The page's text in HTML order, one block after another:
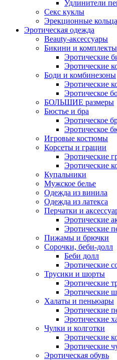
Удлинители
Секс куклы
Эрекционные кольца
Эротическая одежда
Beauty-аксессуары
Бикини и комплекты
Эротические
Эротические
Боди и комбинезоны
Эротические
Эротическое
БОЛЬШИЕ размеры
Бюстье и бра
Эротическое
Эротическое
Игровые костюмы
Корсеты и грации
Эротические
Эротические
Купальники
Мужское белье
Одежда из винила
Одежда из латекса
Перчатки и
Эротические
Эротические
Пижамы и брючки
Сорочки, беби-долл
Беби долл
Эротические
Трусики и шорты
Эротические
Эротические
Халаты и пеньюары
Эротические
Эротические
Чулки и колготки
Эротические
Эротические
Эротическая обувь